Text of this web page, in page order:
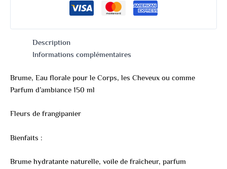
Description
Informations complémentaires
Brume, Eau florale pour le Corps, les Cheveux ou comme
Parfum d’ambiance 150 ml
Fleurs de frangipanier
Bienfaits :
Brume hydratante naturelle, voile de fraîcheur, parfum